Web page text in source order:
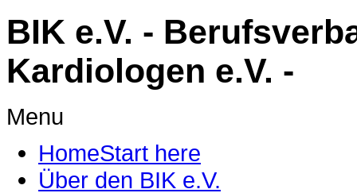
BIK e.V. -
Kardiologen e.V. -
Menu
HomeStart here
Über den BIK e.V.